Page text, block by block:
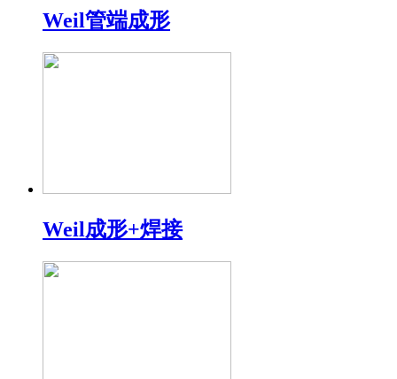
Weil管端成形
Weil成形+焊接